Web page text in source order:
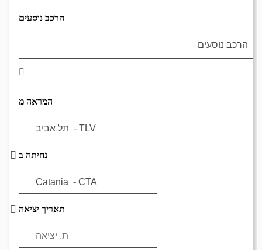
הרכב נוסעים
המראה מ
נחיתה ב
תאריך יציאה